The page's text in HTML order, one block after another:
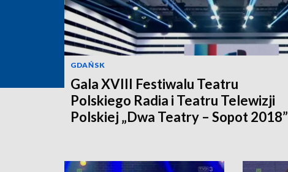
GDAŃSK
Gala XVIII Festiwalu Teatru
Polskiego Radia i Teatru Telewizji
Polskiej „Dwa Teatry – Sopot 2018”